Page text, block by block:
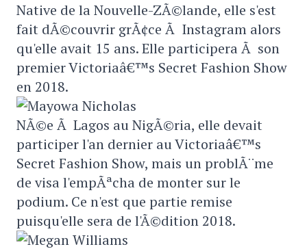
Native de la Nouvelle-ZÃ©lande, elle s'est
fait dÃ©couvrir grÃ¢ce Ã Instagram alors
qu'elle avait 15 ans. Elle participera Ã son
premier Victoriaâ€™s Secret Fashion Show
en 2018.
NÃ©e Ã Lagos au NigÃ©ria, elle devait
participer l'an dernier au Victoriaâ€™s
Secret Fashion Show, mais un problÃ¨me
de visa l'empÃªcha de monter sur le
podium. Ce n'est que partie remise
puisqu'elle sera de l'Ã©dition 2018.